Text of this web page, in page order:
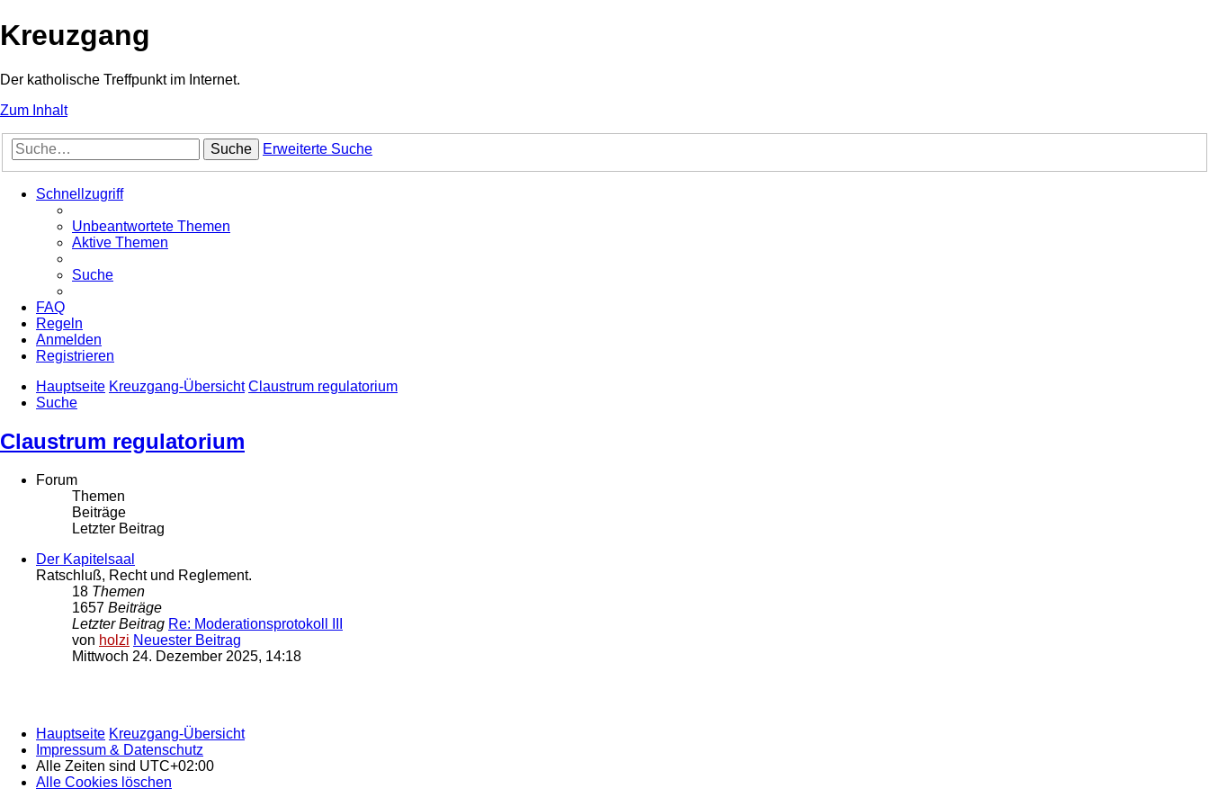
Kreuzgang
Der katholische Treffpunkt im Internet.
Zum Inhalt
Suche Erweiterte Suche
Schnellzugriff
Unbeantwortete Themen
Aktive Themen
Suche
FAQ
Regeln
Anmelden
Registrieren
Hauptseite Kreuzgang-Übersicht Claustrum regulatorium
Suche
Claustrum regulatorium
Forum
Themen
Beiträge
Letzter Beitrag
Der Kapitelsaal
Ratschluß, Recht und Reglement.
18 Themen
1657 Beiträge
Letzter Beitrag Re: Moderationsprotokoll III
von holzi Neuester Beitrag
Mittwoch 24. Dezember 2025, 14:18
Hauptseite Kreuzgang-Übersicht
Impressum & Datenschutz
Alle Zeiten sind UTC+02:00
Alle Cookies löschen